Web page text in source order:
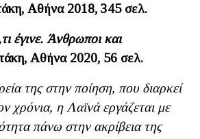
Αθήνα 2018, 345 σελ.
έγινε. Άνθρωποι και
Αθήνα 2020, 56 σελ.
της στην ποίηση, που διαρκεί
χρόνια, η Λαϊνά εργάζεται με
πάνω στην ακρίβεια της